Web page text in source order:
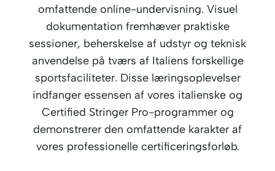
omfattende online-undervisning. Visuel
dokumentation fremhæver praktiske
sessioner, beherskelse af udstyr og teknisk
anvendelse på tværs af Italiens forskellige
sportsfaciliteter. Disse læringsoplevelser
indfanger essensen af vores italienske og
Certified Stringer Pro-programmer og
demonstrerer den omfattende karakter af
vores professionelle certificeringsforløb.